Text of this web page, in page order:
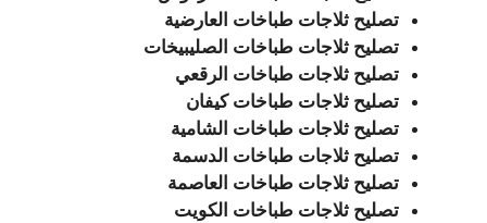
تصليح ثلاجات طباخات العارضية
تصليح ثلاجات طباخات الصليبيخات
تصليح ثلاجات طباخات الرقعي
تصليح ثلاجات طباخات كيفان
تصليح ثلاجات طباخات الشامية
تصليح ثلاجات طباخات الدسمة
تصليح ثلاجات طباخات العاصمة
تصليح ثلاجات طباخات الكويت